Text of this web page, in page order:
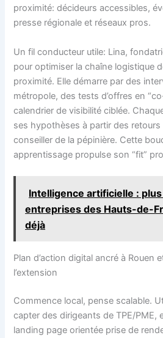
proximité: décideurs accessibles,
presse régionale et réseaux pros.
Un fil conducteur utile: Lina,
pour optimiser la chaîne logistique
proximité. Elle démarre par des
métropole, des tests d’offres en
calendrier de visibilité ciblée.
ses hypothèses à partir des retours
conseiller de la pépinière. Cette
apprentissage propulse son “fit”
Intelligence artificielle :
entreprises des Hauts-de-
déjà
Plan d’action digital ancré à Rouen
l’extension
Commence local, pense scalable.
capter des dirigeants de TPE/PME,
landing page orientée prise de